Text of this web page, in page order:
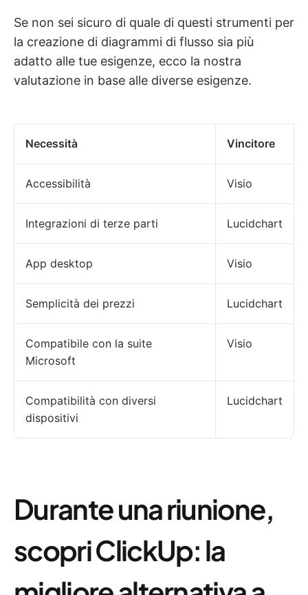
Se non sei sicuro di quale di questi strumenti per
la creazione di diagrammi di flusso sia più
adatto alle tue esigenze, ecco la nostra
valutazione in base alle diverse esigenze.
Necessità Vincitore
Accessibilità Visio
Integrazioni di terze parti Lucidchart
App desktop Visio
Semplicità dei prezzi Lucidchart
Compatibile con la suite
Microsoft
Visio
Compatibilità con diversi
dispositivi
Lucidchart
Durante una riunione,
scopri ClickUp: la